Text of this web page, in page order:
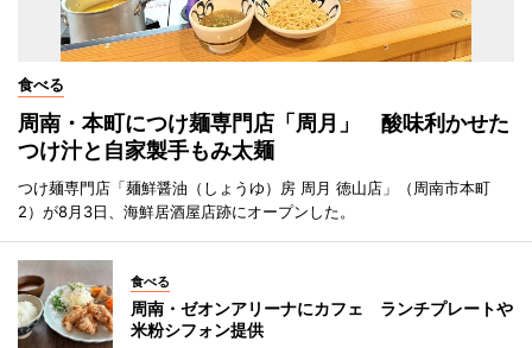
食べる
周南・本町につけ麺専門店「周月」 酸味利かせた
つけ汁と自家製手もみ太麺
つけ麺専門店「麺鮮醤油（しょうゆ）房 周月 徳山店」（周南市本町
2）が8月3日、海鮮居酒屋店跡にオープンした。
食べる
周南・ゼオンアリーナにカフェ ランチプレートや
米粉シフォン提供